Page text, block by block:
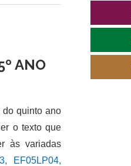
ANO
do quinto ano
o texto que
às variadas
EF05LP04,